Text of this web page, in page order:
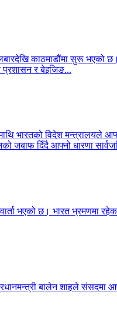
काठमाडौंमा सुरू भएको
प्रशासन र बेइजिङ...
भारतको विदेश
जबाफ दिँदै आफ्नो धारणा
भएको छ। भारत
बालेन शाहले